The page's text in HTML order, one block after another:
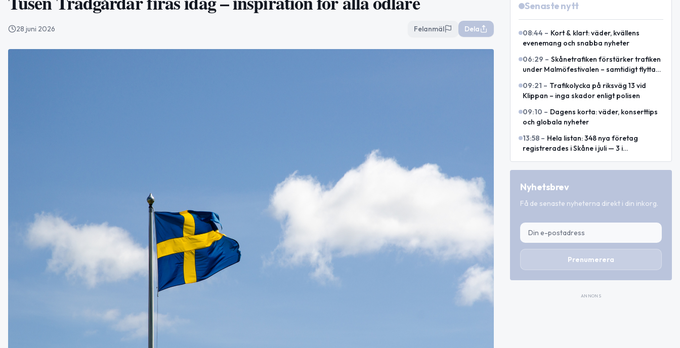
28 juni 2026 Felanmäl Dela
Senaste nytt
08:44 – Kort & klart: väder, kvällens
evenemang och snabba nyheter
06:29 – Skånetrafiken förstärker trafiken
under Malmöfestivalen – samtidigt flyttas
09:21 – Trafikolycka på riksväg 13 vid
Klippan – inga skador enligt polisen
09:10 – Dagens korta: väder, konserttips
och globala nyheter
13:58 – Hela listan: 348 nya företag
registrerades i Skåne i juli — 3 i
Nyhetsbrev
Få de senaste nyheterna direkt i din inkorg.
Prenumerera
ANNONS